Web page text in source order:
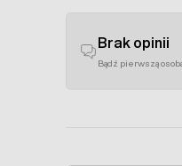
Brak opinii
Bądź pierwszą